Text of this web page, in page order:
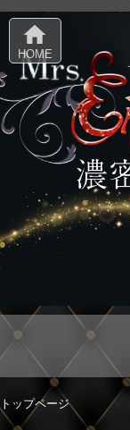
home
HOME
トップページ